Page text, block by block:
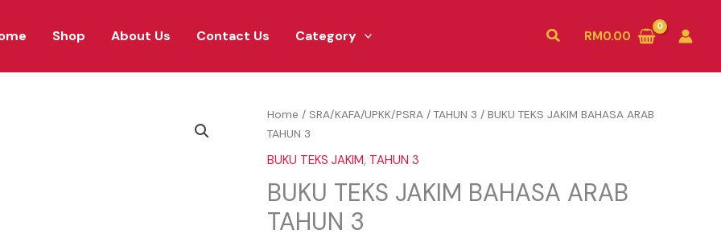
Shop About Us Contact Us Category SearchRM0.00
Home / SRA/KAFA/UPKK/PSRA / TAHUN 3 / BUKU TEKS JAKIM BAHASA ARAB
TAHUN 3
BUKU TEKS JAKIM, TAHUN 3
BUKU TEKS JAKIM BAHASA ARAB
TAHUN 3
BUKU
TEKS
JAKIM
ARAB
TAHUN
3